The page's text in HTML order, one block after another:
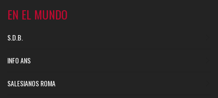
EN EL MUNDO
S.D.B.
INFO ANS
SALESIANOS ROMA